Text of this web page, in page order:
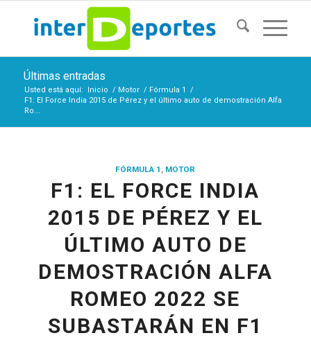
Últimas entradas
Usted está aquí: Inicio / Motor / Fórmula 1
/
F1: El Force India 2015 de Pérez y el último auto de demostración Alfa
Ro...
FÓRMULA 1 , MOTOR
F1: EL FORCE INDIA
2015 DE PÉREZ Y EL
ÚLTIMO AUTO DE
DEMOSTRACIÓN ALFA
ROMEO 2022 SE
SUBASTARÁN EN F1